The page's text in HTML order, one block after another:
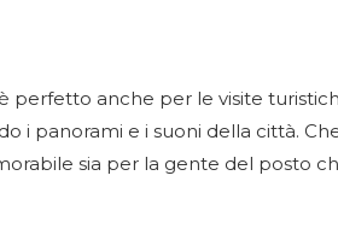
anche per le visite
i panorami e i suoni della città.
sia per la gente del posto